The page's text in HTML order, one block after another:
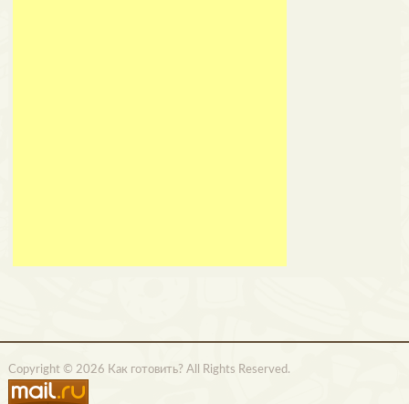
Copyright © 2026 Как готовить? All Rights Reserved.